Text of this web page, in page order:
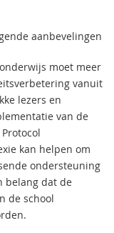
aanbevelingen
moet meer
vanuit
lezers en
van de
kan helpen om
ondersteuning
belang dat de
de school